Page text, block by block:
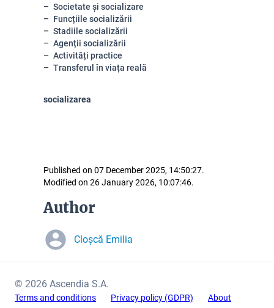
Societate și socializare
Funcțiile socializării
Stadiile socializării
Agenții socializării
Activități practice
Transferul în viața reală
socializarea
Published on 07 December 2025, 14:50:27.
Modified on 26 January 2026, 10:07:46.
Author
Cloșcă Emilia
© 2026 Ascendia S.A.
Terms and conditions Privacy policy (GDPR) About